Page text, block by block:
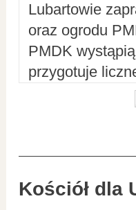
Lubartowie
oraz ogrodu
PMDK
przygotuje
Kościół dla